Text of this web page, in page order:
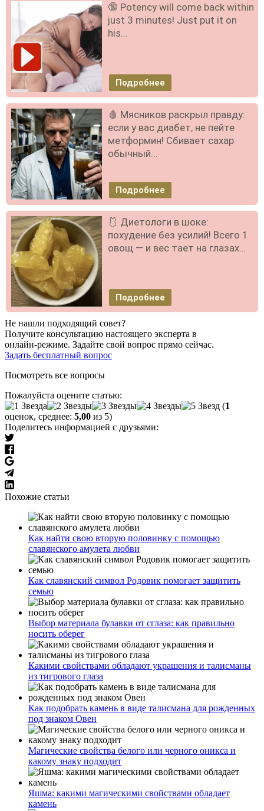
🔞 Potency will come back within
just 3 minutes! Just put it on
his…
Подробнее
🩸 Мясников раскрыл правду:
если у вас диабет, не пейте
метформин! Сбивает сахар
обычный...
Подробнее
🩱 Диетологи в шоке:
похудение без усилий! Всего 1
овощ — и вес тает на глазах…
Подробнее
Не нашли подходящий совет?
Получите консультацию настоящего эксперта в
онлайн-режиме. Задайте свой вопрос прямо сейчас.
Задать бесплатный вопрос
Посмотреть все вопросы
Пожалуйста оцените статью:
(1
оценок, среднее: 5,00 из 5)
Поделитесь информацией с друзьями:
Похожие статьи
Как найти свою вторую половинку с помощью
славянского амулета любви
Как славянский символ Родовик помогает защитить
семью
Выбор материала булавки от сглаза: как правильно
носить оберег
Какими свойствами обладают украшения и талисманы
из тигрового глаза
Как подобрать камень в виде талисмана для рожденных
под знаком Овен
Магические свойства белого или черного оникса и
какому знаку подходит
Яшма: какими магическими свойствами обладает
камень